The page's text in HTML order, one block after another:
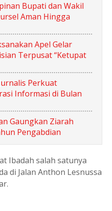
Bupati dan Wakil
Aman Hingga
Apel Gelar
Terpusat “Ketupat
Perkuat
Informasi di Bulan
Gaungkan Ziarah
Pengabdian
Ibadah salah satunya
di Jalan Anthon Lesnussa